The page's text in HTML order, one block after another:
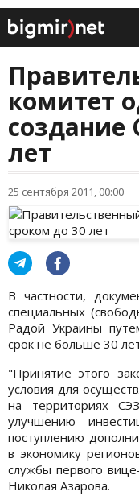
комитет
создание
лет
25 сентября 2011, 00:00
В частности,
специальных
Радой Украины
срок не больше 30
"Принятие этого
условия для
на территориях
улучшению
поступлению
в экономику
службы первого
Николая Азарова.